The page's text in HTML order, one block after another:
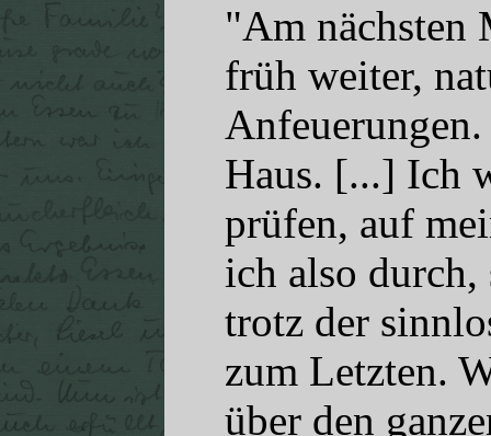
"Am nächsten
früh weiter,
Haus. [...] Ich
prüfen, auf
ich also
trotz der
zum Letzten.
über den